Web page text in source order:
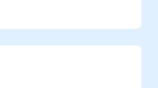
patrones de flujo
avanzadas de
completos de
componentes